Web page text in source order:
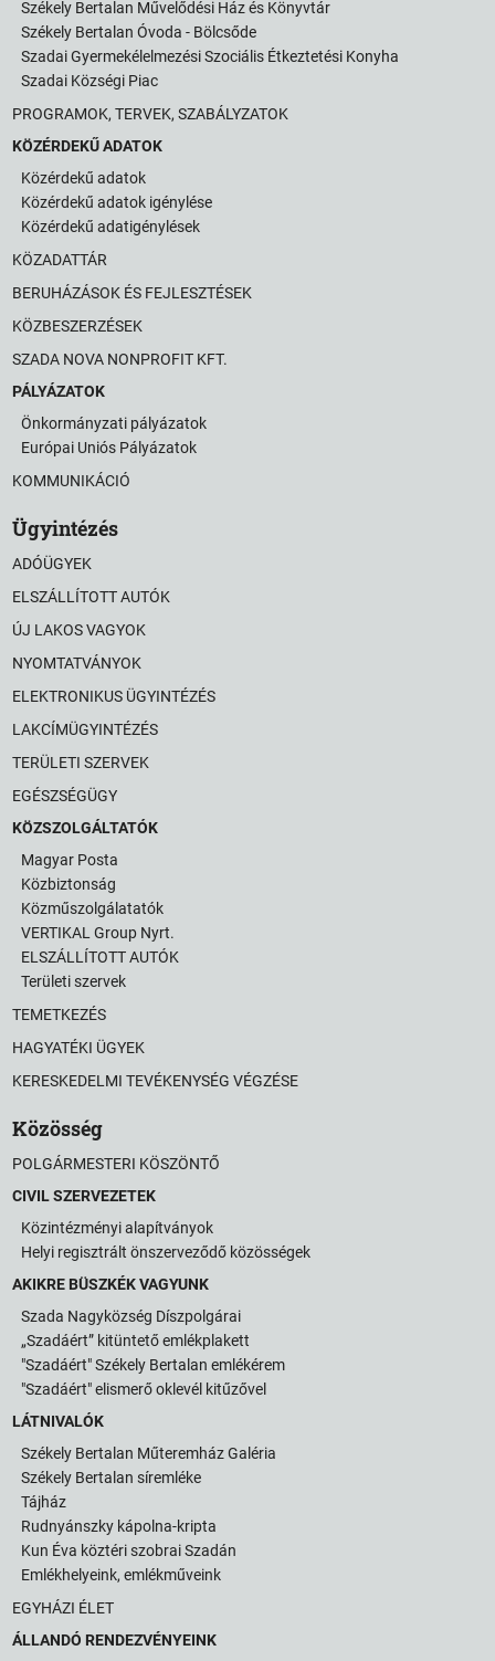
Székely Bertalan Művelődési Ház és Könyvtár
Székely Bertalan Óvoda - Bölcsőde
Szadai Gyermekélelmezési Szociális Étkeztetési Konyha
Szadai Községi Piac
PROGRAMOK, TERVEK, SZABÁLYZATOK
KÖZÉRDEKŰ ADATOK
Közérdekű adatok
Közérdekű adatok igénylése
Közérdekű adatigénylések
KÖZADATTÁR
BERUHÁZÁSOK ÉS FEJLESZTÉSEK
KÖZBESZERZÉSEK
SZADA NOVA NONPROFIT KFT.
PÁLYÁZATOK
Önkormányzati pályázatok
Európai Uniós Pályázatok
KOMMUNIKÁCIÓ
Ügyintézés
ADÓÜGYEK
ELSZÁLLÍTOTT AUTÓK
ÚJ LAKOS VAGYOK
NYOMTATVÁNYOK
ELEKTRONIKUS ÜGYINTÉZÉS
LAKCÍMÜGYINTÉZÉS
TERÜLETI SZERVEK
EGÉSZSÉGÜGY
KÖZSZOLGÁLTATÓK
Magyar Posta
Közbiztonság
Közműszolgálatatók
VERTIKAL Group Nyrt.
ELSZÁLLÍTOTT AUTÓK
Területi szervek
TEMETKEZÉS
HAGYATÉKI ÜGYEK
KERESKEDELMI TEVÉKENYSÉG VÉGZÉSE
Közösség
POLGÁRMESTERI KÖSZÖNTŐ
CIVIL SZERVEZETEK
Közintézményi alapítványok
Helyi regisztrált önszerveződő közösségek
AKIKRE BÜSZKÉK VAGYUNK
Szada Nagyközség Díszpolgárai
„Szadáért” kitüntető emlékplakett
"Szadáért" Székely Bertalan emlékérem
"Szadáért" elismerő oklevél kitűzővel
LÁTNIVALÓK
Székely Bertalan Műteremház Galéria
Székely Bertalan síremléke
Tájház
Rudnyánszky kápolna-kripta
Kun Éva köztéri szobrai Szadán
Emlékhelyeink, emlékműveink
EGYHÁZI ÉLET
ÁLLANDÓ RENDEZVÉNYEINK